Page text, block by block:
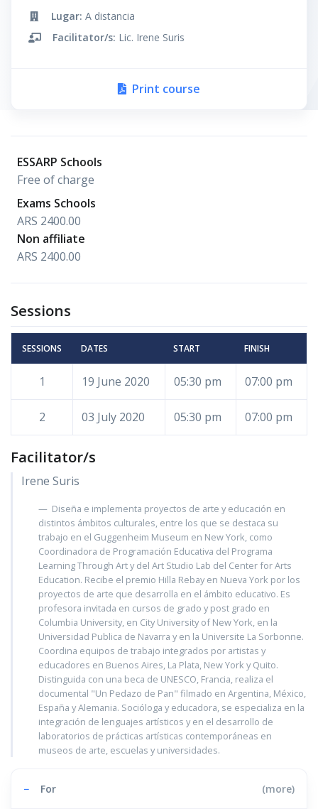
Lugar: A distancia
Facilitator/s: Lic. Irene Suris
Print course
ESSARP Schools
Free of charge
Exams Schools
ARS 2400.00
Non affiliate
ARS 2400.00
Sessions
SESSIONS DATES START FINISH
1 19 June 2020 05:30 pm 07:00 pm
2 03 July 2020 05:30 pm 07:00 pm
Facilitator/s
Irene Suris
Diseña e implementa proyectos de arte y educación en
distintos ámbitos culturales, entre los que se destaca su
trabajo en el Guggenheim Museum en New York, como
Coordinadora de Programación Educativa del Programa
Learning Through Art y del Art Studio Lab del Center for Arts
Education. Recibe el premio Hilla Rebay en Nueva York por los
proyectos de arte que desarrolla en el ámbito educativo. Es
profesora invitada en cursos de grado y post grado en
Columbia University, en City University of New York, en la
Universidad Publica de Navarra y en la Universite La Sorbonne.
Coordina equipos de trabajo integrados por artistas y
educadores en Buenos Aires, La Plata, New York y Quito.
Distinguida con una beca de UNESCO, Francia, realiza el
documental "Un Pedazo de Pan" filmado en Argentina, México,
España y Alemania. Socióloga y educadora, se especializa en la
integración de lenguajes artísticos y en el desarrollo de
laboratorios de prácticas artísticas contemporáneas en
museos de arte, escuelas y universidades.
− For (more)